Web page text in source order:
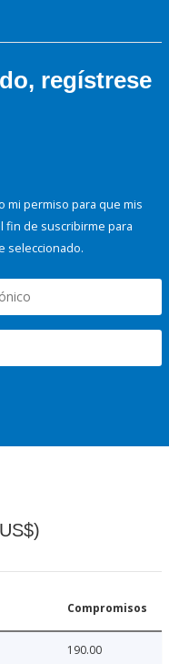
regístrese
mi permiso para que mis
fin de suscribirme para
seleccionado.
Compromisos
190.00